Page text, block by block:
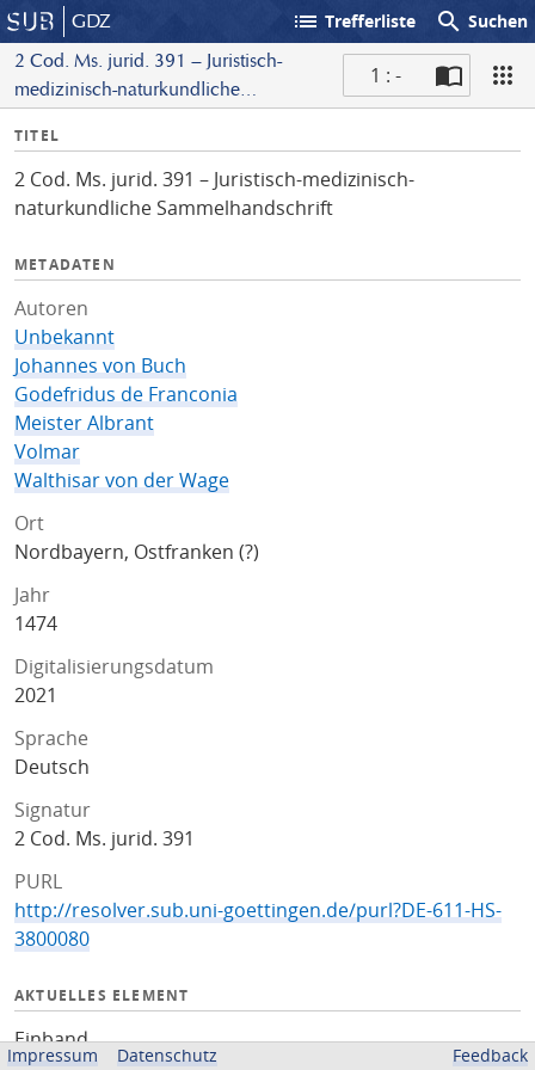
GDZ list Trefferliste search Suchen
2 Cod. Ms. jurid. 391 – Juristisch-
medizinisch-naturkundliche
1 : -
I
f
o
TITEL
2 Cod. Ms. jurid. 391 – Juristisch-medizinisch-
naturkundliche Sammelhandschrift
METADATEN
Autoren
Unbekannt
Johannes von Buch
Godefridus de Franconia
Meister Albrant
Volmar
Walthisar von der Wage
Ort
Nordbayern, Ostfranken (?)
Jahr
1474
Digitalisierungsdatum
2021
Sprache
Deutsch
Signatur
2 Cod. Ms. jurid. 391
PURL
http://resolver.sub.uni-goettingen.de/purl?DE-611-HS-
3800080
AKTUELLES ELEMENT
Einband
Impressum Datenschutz Feedback